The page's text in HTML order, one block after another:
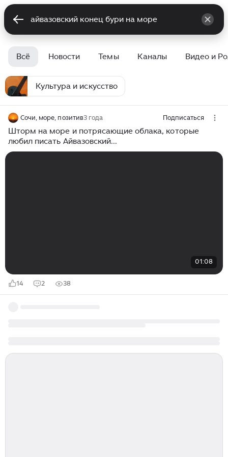
Всё Новости Темы Каналы Видео и
Культура и искусство
Сочи, море, позитив3 года Подписаться
Шторм на море и потрясающие облака, которые
любил писать Айвазовский...
01:08
14 2 38